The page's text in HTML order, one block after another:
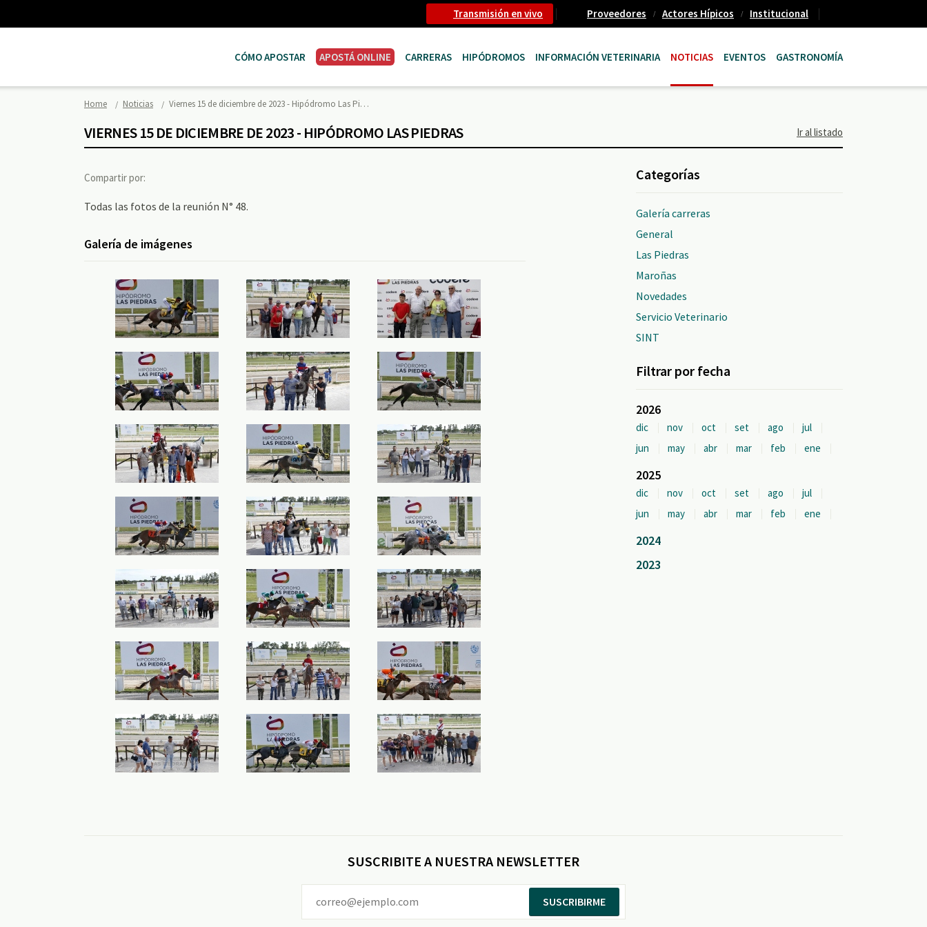
Transmisión en vivo Proveedores Actores Hípicos Institucional
CÓMO APOSTAR APOSTÁ ONLINE CARRERAS HIPÓDROMOS INFORMACIÓN VETERINARIA NOTICIAS EVENTOS GASTRONOMÍA
Home Noticias Viernes 15 de diciembre de 2023 - Hipódromo Las Pi…
VIERNES 15 DE DICIEMBRE DE 2023 - HIPÓDROMO LAS PIEDRAS Ir al listado
Compartir por:
Todas las fotos de la reunión N° 48.
Galería de imágenes
Categorías
Galería carreras
General
Las Piedras
Maroñas
Novedades
Servicio Veterinario
SINT
Filtrar por fecha
2026
dic nov oct set ago
jul
jun
may abr mar feb ene
2025
dic nov oct set ago
jul
jun
may abr mar feb ene
2024
2023
SUSCRIBITE A NUESTRA NEWSLETTER
SUSCRIBIRME